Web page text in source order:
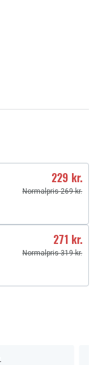
229 kr.
Normalpris 269 kr.
271 kr.
Normalpris 319 kr.